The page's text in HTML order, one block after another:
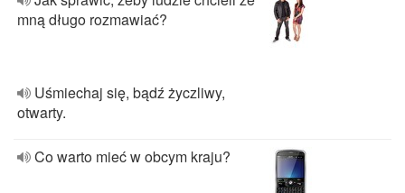
mną długo rozmawiać?
Uśmiechaj się, bądź życzliwy,
otwarty.
Co warto mieć w obcym kraju?